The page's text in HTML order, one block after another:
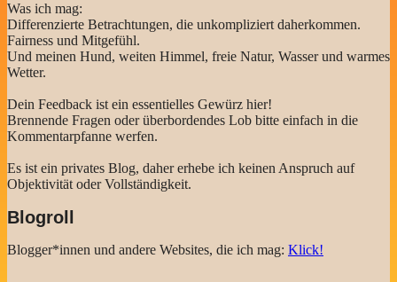
Was ich mag:
Differenzierte Betrachtungen, die unkompliziert daherkommen.
Fairness und Mitgefühl.
Und meinen Hund, weiten Himmel, freie Natur, Wasser und warmes
Wetter.
Dein Feedback ist ein essentielles Gewürz hier!
Brennende Fragen oder überbordendes Lob bitte einfach in die
Kommentarpfanne werfen.
Es ist ein privates Blog, daher erhebe ich keinen Anspruch auf
Objektivität oder Vollständigkeit.
Blogroll
Blogger*innen und andere Websites, die ich mag: Klick!